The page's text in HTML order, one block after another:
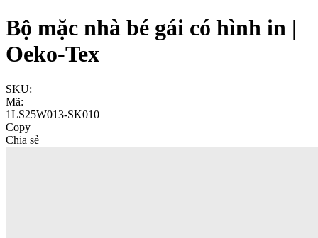
Bộ mặc nhà bé gái có hình in |
Oeko-Tex
SKU:
Mã:
1LS25W013-SK010
Copy
Chia sẻ